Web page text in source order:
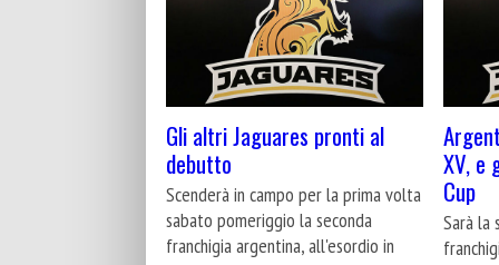
Gli altri Jaguares pronti al
debutto
Scenderà in campo per la prima volta
sabato pomeriggio la seconda
franchigia argentina, all'esordio in
XV, e
Cup
Sarà la